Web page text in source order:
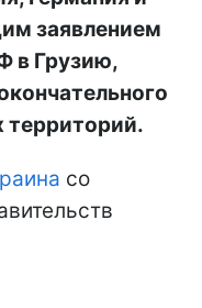
заявлением
в Грузию,
территорий.
со